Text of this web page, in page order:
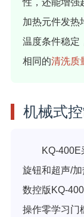
性，还能增强
加热元件发热
温度条件稳定
相同的清洗质
机械式
KQ-
旋钮和超声/
数控版KQ-
操作零学习门